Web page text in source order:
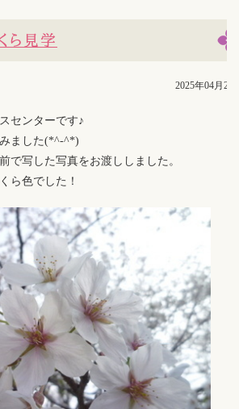
ら見学
2025年04月25
センターです♪
ました(*^-^*)
で写した写真をお渡ししました。
ら色でした！